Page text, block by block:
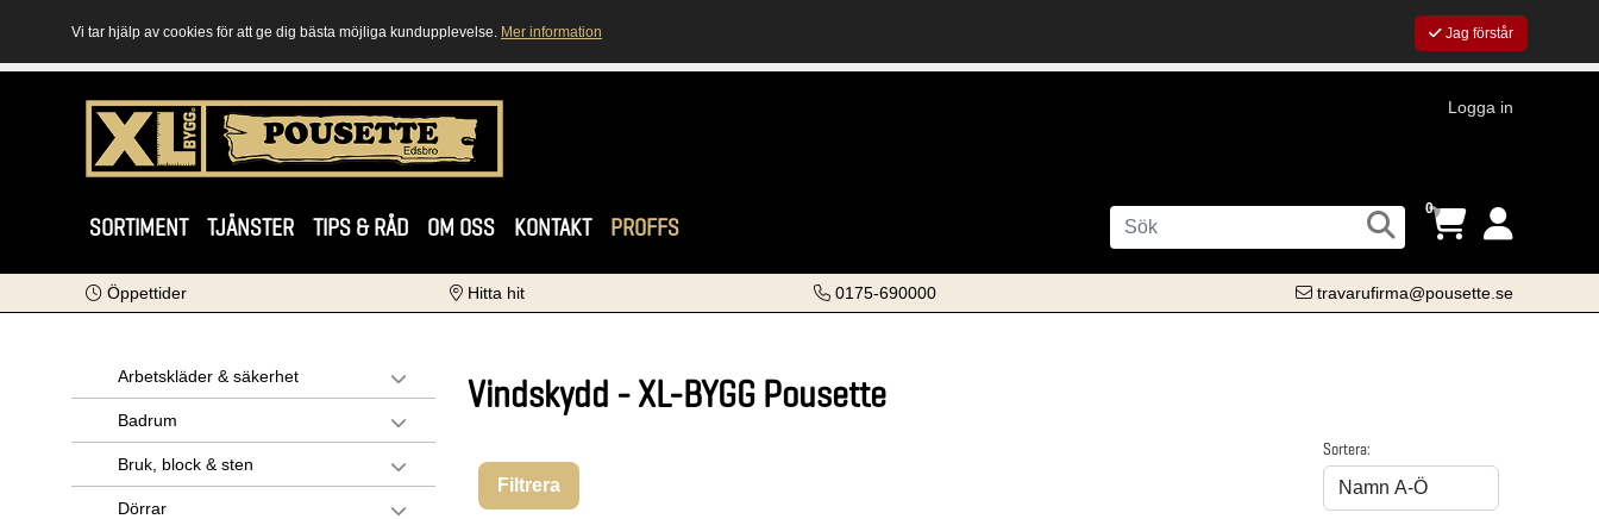
Vi tar hjälp av cookies för att ge dig bästa möjliga kundupplevelse. Mer information Jag förstår
Logga in
SORTIMENT TJÄNSTER TIPS & RÅD OM OSS KONTAKT PROFFS
0
Öppettider Hitta hit 0175-690000 travarufirma@pousette.se
Arbetskläder & säkerhet
Badrum
Bruk, block & sten
Dörrar
Vindskydd - XL-BYGG Pousette
Filtrera
Sortera: